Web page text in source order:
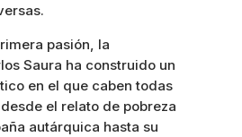
pasión, la
Saura ha construido un
en el que caben todas
el relato de pobreza
autárquica hasta su